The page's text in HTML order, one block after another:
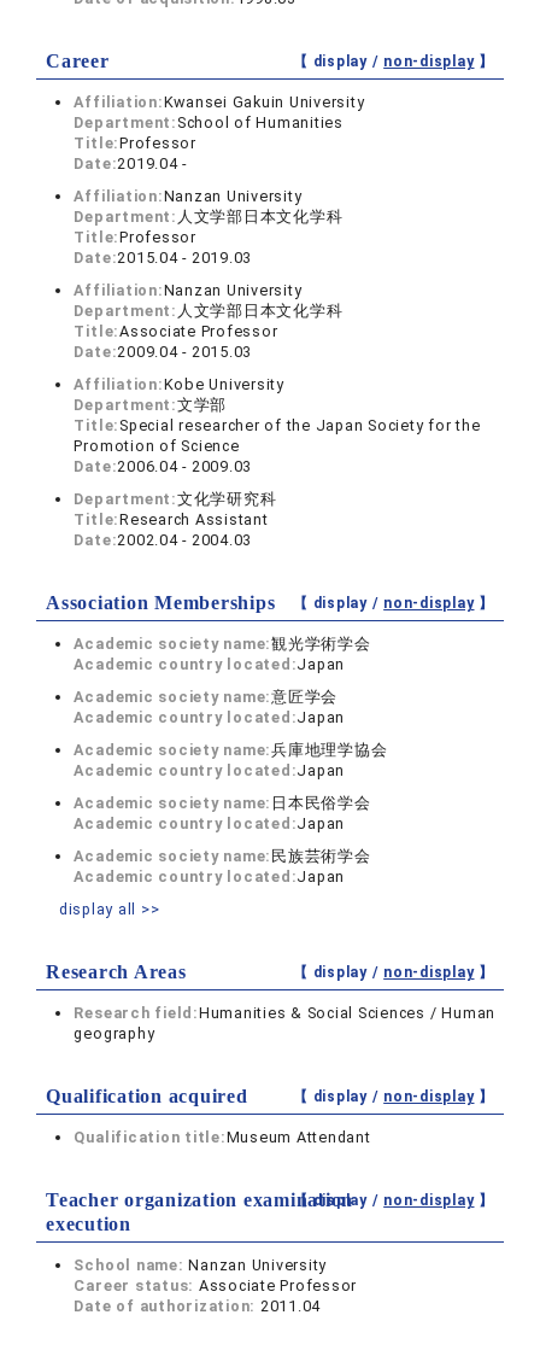
Career 【 display / non-display】
Affiliation:Kwansei Gakuin University
Department: School of Humanities
Title:Professor
Date:2019.04 -
Affiliation:Nanzan University
Department: 人文学部日本文化学科
Title:Professor
Date:2015.04 - 2019.03
Affiliation:Nanzan University
Department: 人文学部日本文化学科
Title:Associate Professor
Date:2009.04 - 2015.03
Affiliation:Kobe University
Department:文学部
Title: Special researcher of the Japan Society for the
Promotion of Science
Date:2006.04 - 2009.03
Department:文化学研究科
Title:Research Assistant
Date:2002.04 - 2004.03
Association Memberships 【 display / non-display】
Academic society name:観光学術学会
Academic country located:Japan
Academic society name:意匠学会
Academic country located:Japan
Academic society name:兵庫地理学協会
Academic country located:Japan
Academic society name: 日本民俗学会
Academic country located:Japan
Academic society name: 民族芸術学会
Academic country located:Japan
display all >>
Research Areas 【 display / non-display】
Research field:Humanities & Social Sciences / Human
geography
Qualification acquired 【 display / non-display】
Qualification title:Museum Attendant
Teacher organization examination
execution
【 display / non-display】
School name:Nanzan University
Career status: Associate Professor
Date of authorization: 2011.04